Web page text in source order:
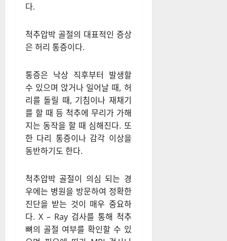
다.
척추압박 골절의 대표적인 증상
은 허리 통증이다.
통증은 낙상 직후부터 발생할
수 있으며 앉거나 일어날 때, 허
리를 돌릴 때, 기침이나 재채기
를 할 때 등 척추에 무리가 가해
지는 동작을 할 때 심해진다. 또
한 다리 통증이나 감각 이상을
동반하기도 한다.
척추압박 골절이 의심 되는 경
우에는 병원을 방문하여 정확한
진단을 받는 것이 매우 중요하
다. X – Ray 검사를 통해 척추
뼈의 골절 여부를 확인할 수 있